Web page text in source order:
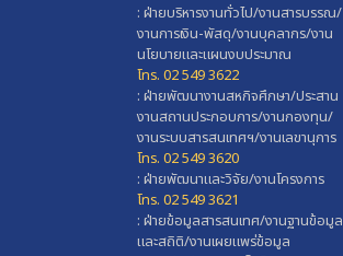
: ฝ่ายบริหารงานทั่วไป/งานสารบรรณ/
งานการเงิน-พัสดุ/งานบุคลากร/งาน
นโยบายและแผนงบประมาณ
โทร. 02 549 3622
: ฝ่ายพัฒนางานสหกิจศึกษา/ประสาน
งานสถานประกอบการ/งานกองทุน/
งานระบบสารสนเทศฯ/งานเลขานุการ
โทร. 02 549 3620
: ฝ่ายพัฒนาและวิจัย/งานโครงการ
โทร. 02 549 3621
: ฝ่ายข้อมูลสารสนเทศ/งานฐานข้อมูล
และสถิติ/งานเผยแพร่ข้อมูล